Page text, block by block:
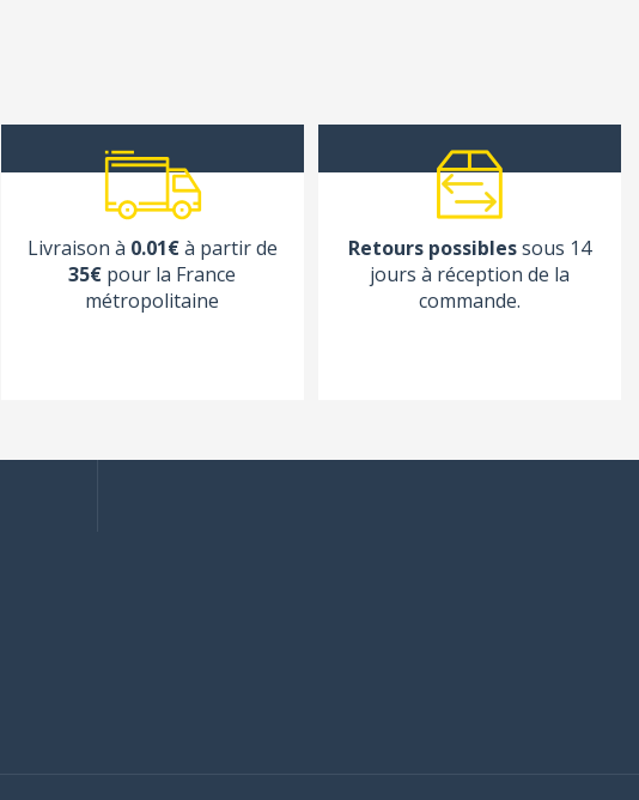
Livraison à 0.01€à partir de
35€ pour la France
métropolitaine
Retours possiblessous 14
jours à réception de la
commande.